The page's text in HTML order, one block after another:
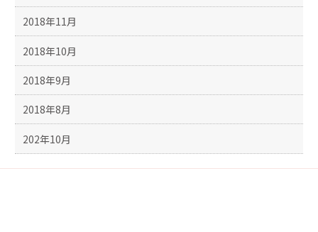
2018年11月
2018年10月
2018年9月
2018年8月
202年10月